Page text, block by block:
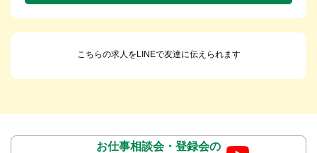
こちらの求人をLINEで友達に伝えられます
お仕事相談会・登録会の